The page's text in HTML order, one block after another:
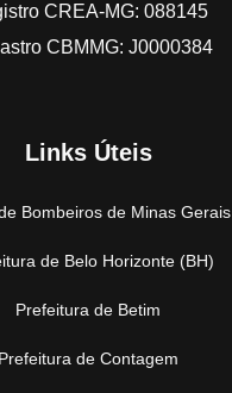
CREA-MG: 088145
CBMMG: J0000384
Links Úteis
Bombeiros de Minas Gerais
de Belo Horizonte (BH)
Prefeitura de Betim
Prefeitura de Contagem